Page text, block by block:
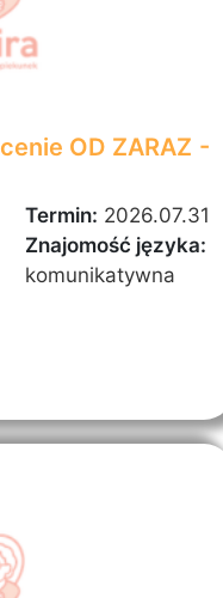
OD ZARAZ -
Termin: 2026.07.31
Znajomość języka:
komunikatywna